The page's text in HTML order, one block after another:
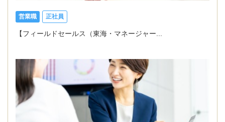
営業職 正社員
【フィールドセールス（東海・マネージャー...